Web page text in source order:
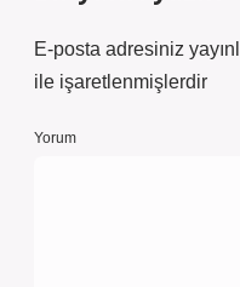
E-posta adresiniz
ile işaretlenmişlerdir
Yorum